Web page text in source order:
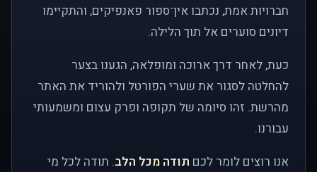
חברויות אמת, נכתבו אין־ספור פאנפיקים, והתקיימו
דיונים סוערים אל תוך הלילה.
כעת, לאחר דרך ארוכה ומופלאה, הגענו בצער
להחלטה לסגור את שערי הפורטל ולהוריד את האתר
מהרשת. זהו סיומה של תקופה ופרק עצום ומשמעותי
עבורנו.
אנו רוצים לומר לכם תודה מכל הלב. תודה לכל מי